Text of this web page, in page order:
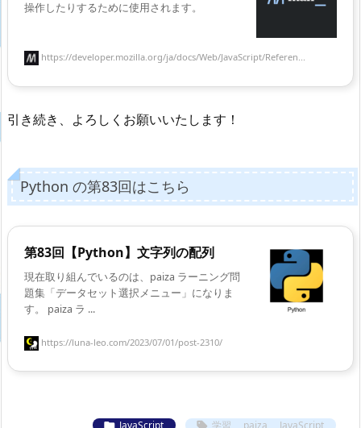
操作したりするために使用されます。
https://developer.mozilla.org/ja/docs/Web/JavaScript/Referen...
引き続き、よろしくお願いいたします！
Python の第83回はこちら
第83回【Python】文字列の配列
現在取り組んでいるのは、paiza ラーニング問
題集「データセット選択メニュー」になりま
す。 paiza ラ ...
https://luna-leo.com/2023/07/01/post-2310/
 JavaScript  学習 paiza JavaScript